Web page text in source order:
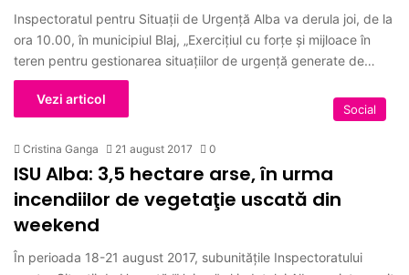
Inspectoratul pentru Situaţii de Urgenţă Alba va derula joi, de la
ora 10.00, în municipiul Blaj, „Exercițiul cu forțe și mijloace în
teren pentru gestionarea situațiilor de urgență generate de…
Vezi articol
Social
Cristina Ganga 21 august 2017 0
ISU Alba: 3,5 hectare arse, în urma
incendiilor de vegetaţie uscată din
weekend
În perioada 18-21 august 2017, subunitățile Inspectoratului